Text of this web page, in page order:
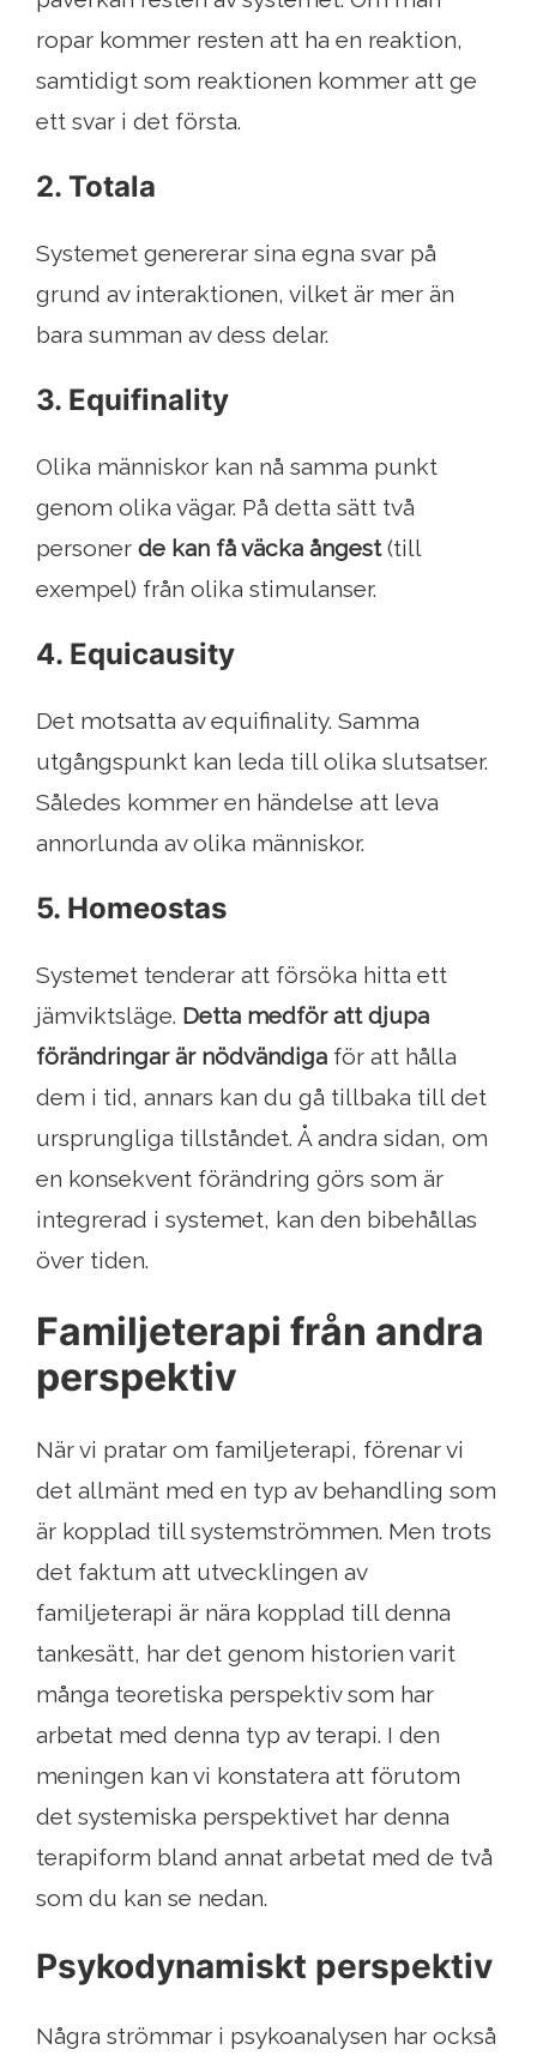
ropar kommer resten att ha en reaktion,
samtidigt som reaktionen kommer att ge
ett svar i det första.
2. Totala
Systemet genererar sina egna svar på
grund av interaktionen, vilket är mer än
bara summan av dess delar.
3. Equifinality
Olika människor kan nå samma punkt
genom olika vägar. På detta sätt två
personer de kan få väcka ångest(till
exempel) från olika stimulanser.
4. Equicausity
Det motsatta av equifinality. Samma
utgångspunkt kan leda till olika slutsatser.
Således kommer en händelse att leva
annorlunda av olika människor.
5. Homeostas
Systemet tenderar att försöka hitta ett
jämviktsläge. Detta medför att djupa
förändringar är nödvändiga för att hålla
dem i tid, annars kan du gå tillbaka till det
ursprungliga tillståndet. Å andra sidan, om
en konsekvent förändring görs som är
integrerad i systemet, kan den bibehållas
över tiden.
Familjeterapi från andra
perspektiv
När vi pratar om familjeterapi, förenar vi
det allmänt med en typ av behandling som
är kopplad till systemströmmen. Men trots
det faktum att utvecklingen av
familjeterapi är nära kopplad till denna
tankesätt, har det genom historien varit
många teoretiska perspektiv som har
arbetat med denna typ av terapi. I den
meningen kan vi konstatera att förutom
det systemiska perspektivet har denna
terapiform bland annat arbetat med de två
som du kan se nedan.
Psykodynamiskt perspektiv
Några strömmar i psykoanalysen har också